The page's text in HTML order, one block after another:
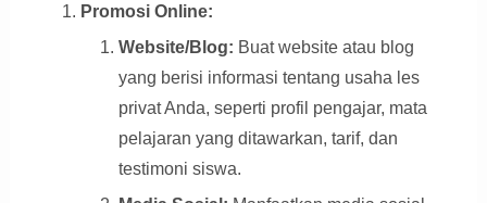
Promosi Online:
Website/Blog: Buat website atau blog
yang berisi informasi tentang usaha les
privat Anda, seperti profil pengajar, mata
pelajaran yang ditawarkan, tarif, dan
testimoni siswa.